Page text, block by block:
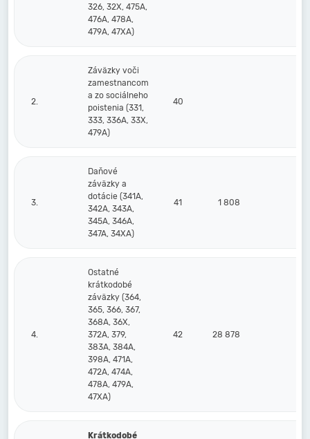
326, 32X, 475A,
476A, 478A,
479A, 47XA)
2.
Záväzky voči
zamestnancom
a zo sociálneho
poistenia (331,
333, 336A, 33X,
479A)
40
3.
Daňové
záväzky a
dotácie (341A,
342A, 343A,
345A, 346A,
347A, 34XA)
41 1 808
4.
Ostatné
krátkodobé
záväzky (364,
365, 366, 367,
368A, 36X,
372A, 379,
383A, 384A,
398A, 471A,
472A, 474A,
478A, 479A,
47XA)
42 28 878
Krátkodobé